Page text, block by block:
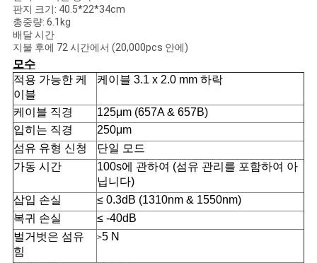
판지 크기: 40.5*22*34cm
총중량: 6.1kg
배달 시간
지불 후에 72 시간에서 (20,000pcs 안에)
모수
적용 가능한 케
이블
케이블 3.1 x 2.0 mm 하락
케이블 직경
125μm (657A & 657B)
입히는 직경
250μm
섬유 유형 신청
단일 모드
가동 시간
100s에 관하여 (섬유 관리를 포함하여 아
닙니다)
삽입 손실
≤ 0.3dB (1310nm & 1550nm)
복귀 손실
≤ -40dB
벌거벗은 섬유
힘
>5 N